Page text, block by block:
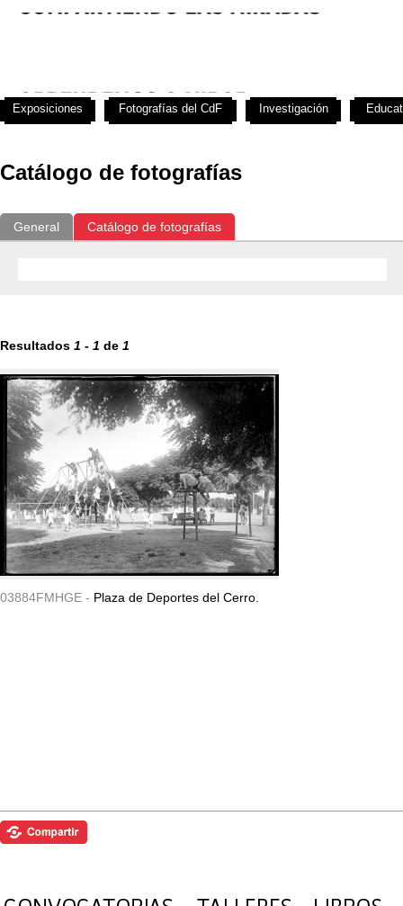
Catálogo de fotografías
General Catálogo de fotografías
Resultados 1 - 1 de 1
03884FMHGE - Plaza de Deportes del Cerro.
Exposiciones Fotografías del CdF Investigación